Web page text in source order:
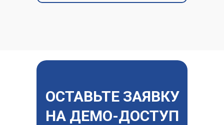
ОСТАВЬТЕ ЗАЯВКУ
НА ДЕМО-ДОСТУП